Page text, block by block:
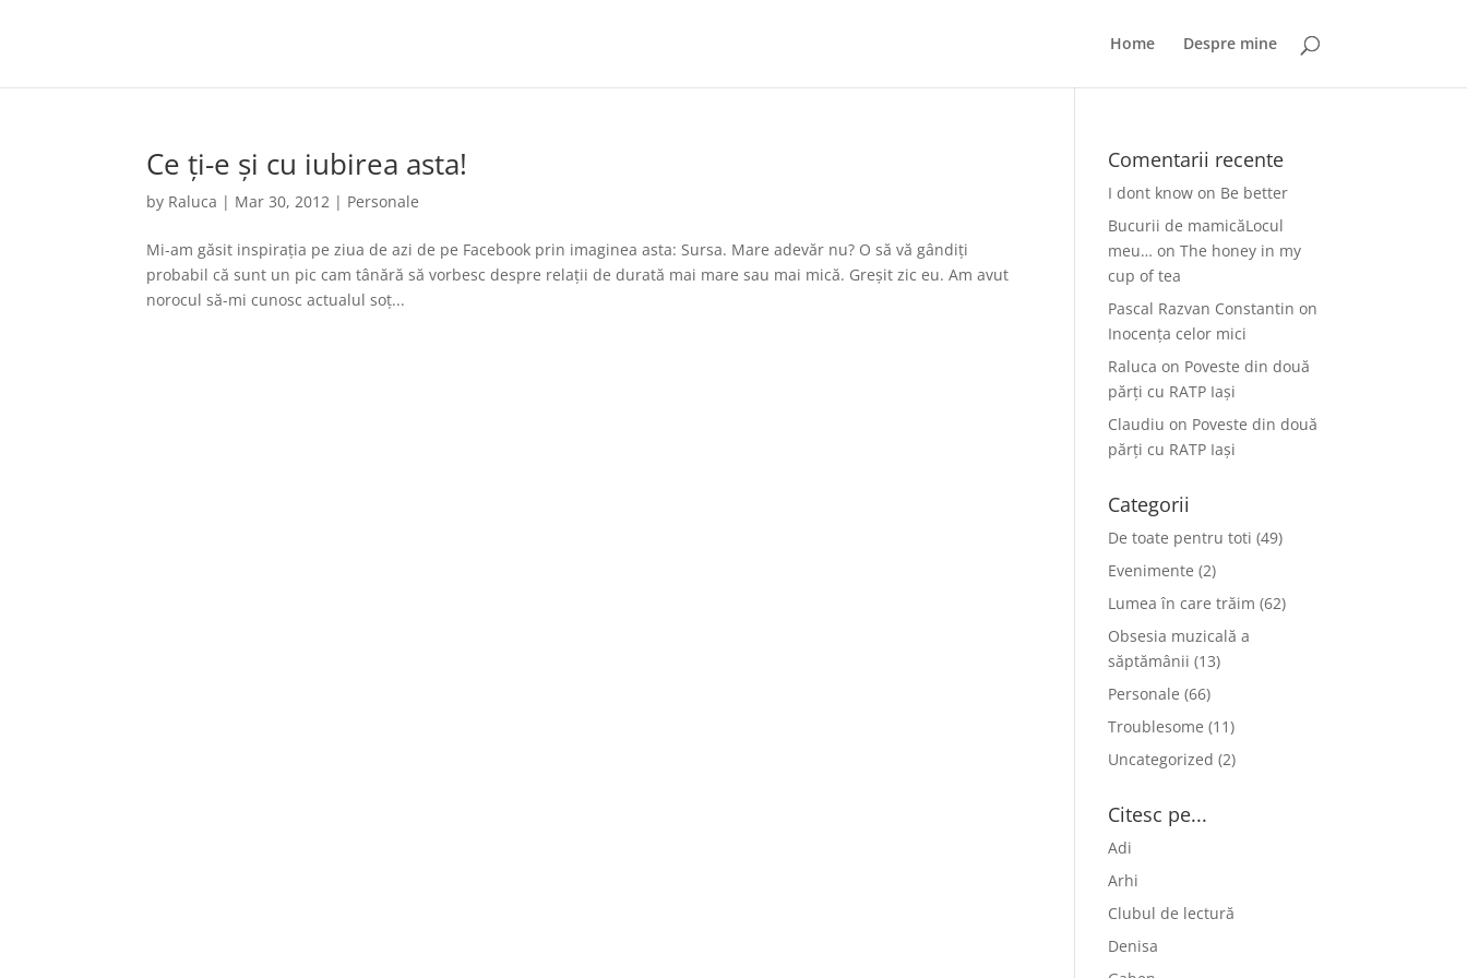
Home Despre mine
Ce ți-e și cu iubirea asta!
by Raluca | Mar 30, 2012 | Personale
Mi-am găsit inspirația pe ziua de azi de pe Facebook prin imaginea asta: Sursa. Mare adevăr nu? O să vă gândiți
probabil că sunt un pic cam tânără să vorbesc despre relații de durată mai mare sau mai mică. Greșit zic eu. Am avut
norocul să-mi cunosc actualul soț...
Comentarii recente
I dont know on Be better
Bucurii de mamicăLocul
meu… onThe honey in my
cup of tea
Pascal Razvan Constantin on
Inocența celor mici
Raluca on Poveste din două
părți cu RATP Iași
Claudiu on Poveste din două
părți cu RATP Iași
Categorii
De toate pentru toti (49)
Evenimente (2)
Lumea în care trăim (62)
Obsesia muzicală a
săptămânii (13)
Personale (66)
Troublesome (11)
Uncategorized (2)
Citesc pe...
Adi
Arhi
Clubul de lectură
Denisa